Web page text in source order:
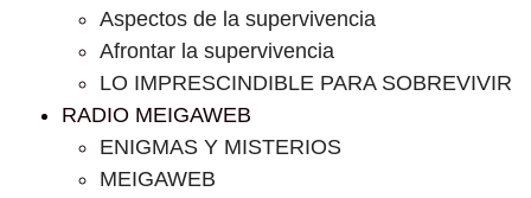
Aspectos de la supervivencia
Afrontar la supervivencia
LO IMPRESCINDIBLE PARA SOBREVIVIR
RADIO MEIGAWEB
ENIGMAS Y MISTERIOS
MEIGAWEB